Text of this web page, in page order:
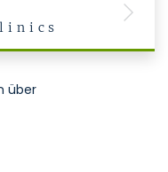
Next
über